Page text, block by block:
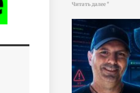
Читать далее "